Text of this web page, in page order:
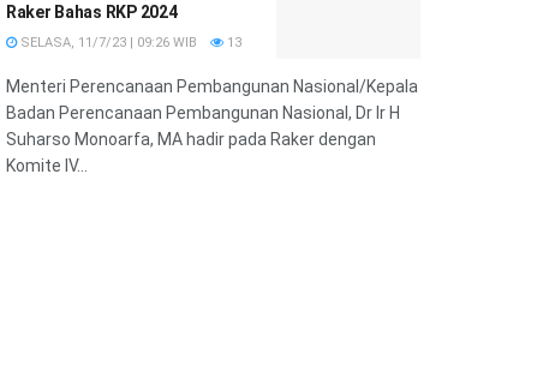
Raker Bahas RKP 2024
SELASA, 11/7/23 | 09:26 WIB 13
Menteri Perencanaan Pembangunan Nasional/Kepala
Badan Perencanaan Pembangunan Nasional, Dr Ir H
Suharso Monoarfa, MA hadir pada Raker dengan
Komite IV...